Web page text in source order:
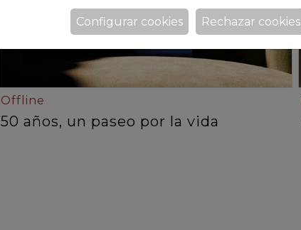
Offline
50 años, un paseo por la vida
Rechazar cookies
Configurar cookies